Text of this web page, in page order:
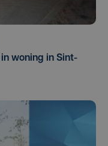
woning in Sint-